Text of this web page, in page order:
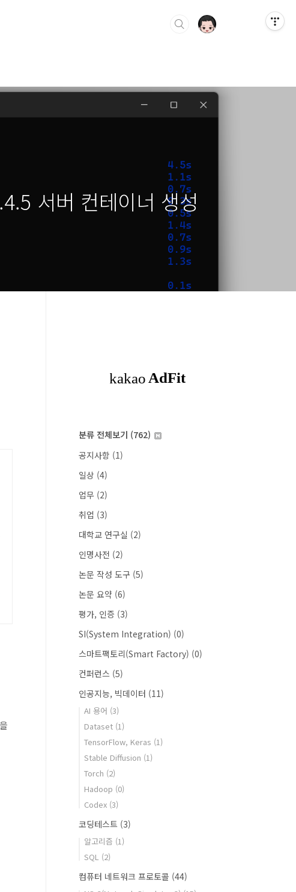
서버 컨테이너 생성
분류 전체보기 (762)
공지사항 (1)
일상 (4)
업무 (2)
취업 (3)
대학교 연구실 (2)
인명사전 (2)
논문 작성 도구 (5)
논문 요약 (6)
평가, 인증 (3)
SI(System Integration) (0)
스마트팩토리(Smart Factory) (0)
컨퍼런스 (5)
인공지능, 빅데이터 (11)
AI 용어 (3)
Dataset (1)
TensorFlow, Keras (1)
Stable Diffusion (1)
Torch (2)
Hadoop (0)
Codex (3)
코딩테스트 (3)
알고리즘 (1)
SQL (2)
컴퓨터 네트워크 프로토콜 (44)